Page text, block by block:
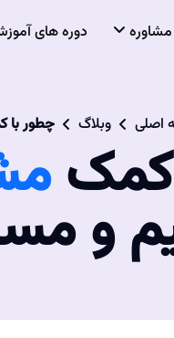
مشاوره دوره های
اصلی وبلاگ چطور با
کمک
و